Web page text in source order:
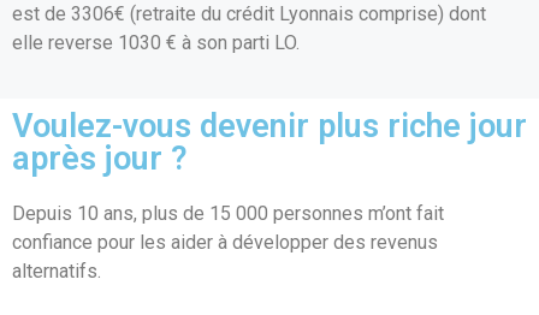
est de 3306€ (retraite du crédit Lyonnais comprise) dont
elle reverse 1030 € à son parti LO.
Voulez-vous devenir plus riche jour
après jour ?
Depuis 10 ans, plus de 15 000 personnes m’ont fait
confiance pour les aider à développer des revenus
alternatifs.